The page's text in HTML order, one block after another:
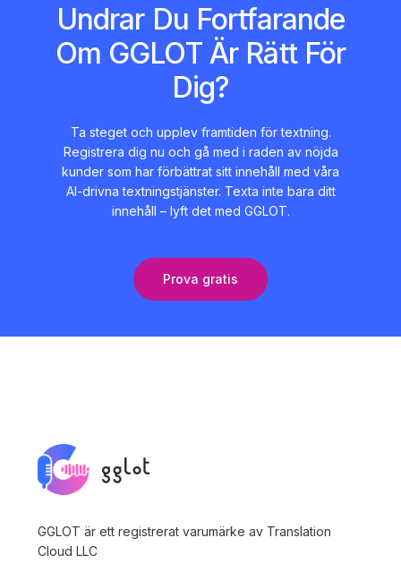
Undrar Du Fortfarande
Om GGLOT Är Rätt För
Dig?
Ta steget och upplev framtiden för textning.
Registrera dig nu och gå med i raden av nöjda
kunder som har förbättrat sitt innehåll med våra
AI-drivna textningstjänster. Texta inte bara ditt
innehåll – lyft det med GGLOT.
Prova gratis
GGLOT är ett registrerat varumärke av Translation
Cloud LLC